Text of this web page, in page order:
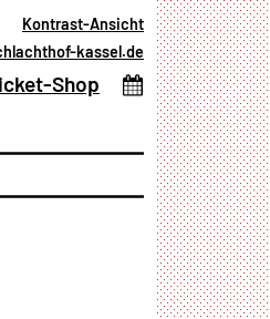
Kontrast-Ansicht
kassel.de
Shop (öffnet in neuem